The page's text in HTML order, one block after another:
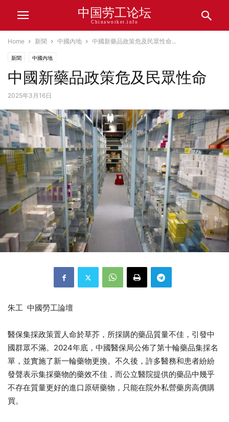
中国劳工论坛
Chinaworker.info
Home 新聞 中國內地 中國新藥品政策危及民眾性命...
新聞 中國內地
中國新藥品政策危及民眾性命
2025年3月16日
朱工 中國勞工論壇
醫保集採政策置人命於草芥，所採購的藥品質量不佳，引發中
國群眾不滿。2024年底，中國醫保局公佈了第十輪藥品集採名
單，並實施了新一輪藥物更換。不久後，許多醫務和患者紛紛
發聲表示集採藥物的藥效不佳，而公立醫院提供的藥品中幾乎
不存在質量更好的進口原研藥物，只能在院外私營藥房高價購
買。